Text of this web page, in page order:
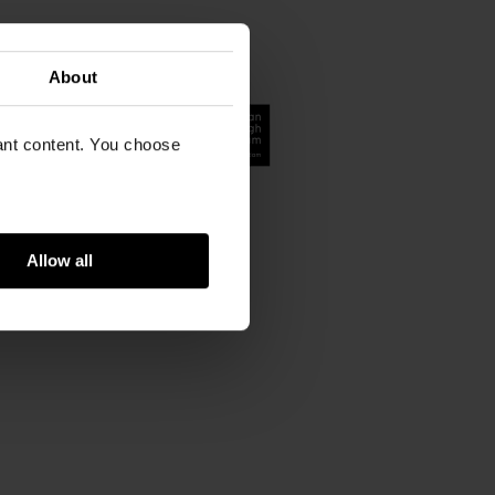
About
content. You choose
Allow all